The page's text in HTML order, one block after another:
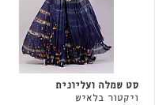
סט שמלה ועליונית
ויקטור בלאיש